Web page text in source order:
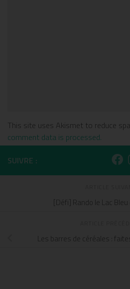
This site uses Akismet to reduce
comment data is processed.
SUIVRE :
[Défi] Rando le Lac
Les barres de céréales :